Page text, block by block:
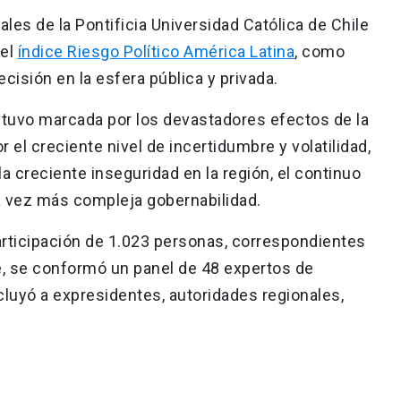
de la Pontificia Universidad Católica de Chile
índice Riesgo Político América Latina, como
en la esfera pública y privada.
marcada por los devastadores efectos de la
el creciente nivel de incertidumbre y volatilidad,
creciente inseguridad en la región, el continuo
más compleja gobernabilidad.
de 1.023 personas, correspondientes
se conformó un panel de 48 expertos de
a expresidentes, autoridades regionales,